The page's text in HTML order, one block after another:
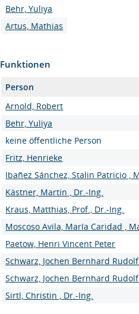
Behr, Yuliya
Artus, Mathias
Funktionen
Person
Arnold, Robert
Behr, Yuliya
keine öffentliche Person
Fritz, Henrieke
Ibañez Sánchez, Stalin Patricio ,
Kästner, Martin , Dr.-Ing.
Kraus, Matthias, Prof., Dr.-Ing.
Moscoso Avila, María Caridad ,
Paetow, Henri Vincent Peter
Schwarz, Jochen Bernhard
Schwarz, Jochen Bernhard
Sirtl, Christin , Dr.-Ing.